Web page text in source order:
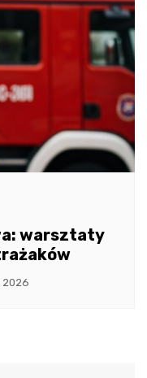
warsztaty
2026